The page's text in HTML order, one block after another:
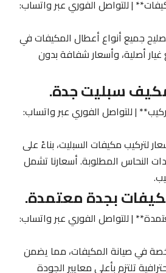
| للتواصل الفوري عبر واتساب:
جميع أنواع أعطال المكيفات في
أصلية، وأسعار شفافة بدون
سبليت جدة.
| للتواصل الفوري عبر واتساب:
لتركيب مكيفات السبليت، بناءً على
النحاس المطلوبة. أسعارنا تشمل
بجدة معتمدة.
| للتواصل الفوري عبر واتساب:
في صيانة المكيفات، مما يضمن
تلتزم بأعلى معايير الجودة